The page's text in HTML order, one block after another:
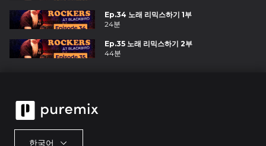
Ep.34 노래 리믹스하기 1부
24분
Ep.35 노래 리믹스하기 2부
44분
한국어